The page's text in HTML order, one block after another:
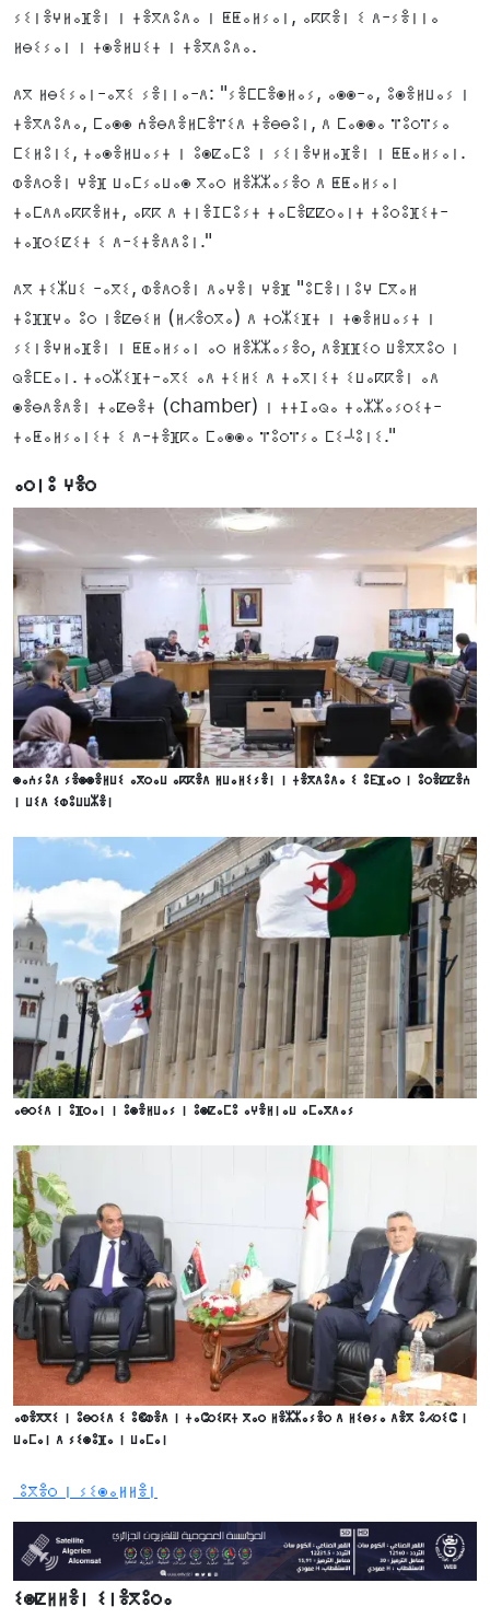
ⵢⵉⵏⴻⵖⵍⴰⴼⴻⵏ ⵏ ⵜⴻⴳⴷⵓⴷⴰ ⵏ ⵟⵟⴰⵍⵢⴰⵏ, ⴰⴽⴽⴻⵏ ⵉ ⴷ-ⵢⴻⵏⵏⴰ
ⵍⴱⵉⵢⴰⵏ ⵏ ⵜⵙⴻⵍⵡⵉⵜ ⵏ ⵜⴻⴳⴷⵓⴷⴰ.
ⴷⴳ ⵍⴱⵉⵢⴰⵏ-ⴰⴳⵉ ⵢⴻⵏⵏⴰ-ⴷ: "ⵢⴻⵎⵎⴻⵙⵍⴰⵢ, ⴰⵙⵙ-ⴰ, ⵓⵙⴻⵍⵡⴰⵢ ⵏ
ⵜⴻⴳⴷⵓⴷⴰ, ⵎⴰⵙⵙ ⵄⴻⴱⴷⴻⵍⵎⴻⴶⵉⴷ ⵜⴻⴱⴱⵓⵏ, ⴷ ⵎⴰⵙⵙⴰ ⴶⵓⵔⴶⵢⴰ
ⵎⵉⵍⵓⵏⵉ, ⵜⴰⵙⴻⵍⵡⴰⵢⵜ ⵏ ⵓⵙⵇⴰⵎⵓ ⵏ ⵢⵉⵏⴻⵖⵍⴰⴼⴻⵏ ⵏ ⵟⵟⴰⵍⵢⴰⵏ.
ⵀⴻⴷⵔⴻⵏ ⵖⴻⴼ ⵡⴰⵎⵢⴰⵡⴰⵙ ⴳⴰⵔ ⵍⴻⵣⵣⴰⵢⴻⵔ ⴷ ⵟⵟⴰⵍⵢⴰⵏ
ⵜⴰⵎⴷⴷⴰⴽⴽⴻⵍⵜ, ⴰⴽⴽ ⴷ ⵜⵏⴻⵊⵎⵓⵢⵜ ⵜⴰⵎⴻⵇⵇⵔⴰⵏⵜ ⵜⵓⵔⵓⴼⵉⵜ-
ⵜⴰⴼⵔⵉⵇⵉⵜ ⵉ ⴷ-ⵉⵜⴻⴷⴷⵓⵏ."
ⴷⴳ ⵜⵉⵣⵡⵉ -ⴰⴳⵉ, ⵀⴻⴷⵔⴻⵏ ⴷⴰⵖⴻⵏ ⵖⴻⴼ "ⵓⵎⴻⵏⵏⵓⵖ ⵎⴳⴰⵍ
ⵜⵓⴼⴼⵖⴰ ⵓⵔ ⵏⴻⵇⴱⵉⵍ (ⵍⵃⴻⵔⴳⴰ) ⴷ ⵜⵔⵣⵉⴼⵜ ⵏ ⵜⵙⴻⵍⵡⴰⵢⵜ ⵏ
ⵢⵉⵏⴻⵖⵍⴰⴼⴻⵏ ⵏ ⵟⵟⴰⵍⵢⴰⵏ ⴰⵔ ⵍⴻⵣⵣⴰⵢⴻⵔ, ⴷⴻⴼⴼⵉⵔ ⵡⴻⴳⴳⵓⵔ ⵏ
ⵕⴻⵎⴹⴰⵏ. ⵜⴰⵔⵣⵉⴼⵜ-ⴰⴳⵉ ⴰⴷ ⵜⵉⵍⵉ ⴷ ⵜⴰⴳⵏⵉⵜ ⵉⵡⴰⴽⴽⴻⵏ ⴰⴷ
ⵙⴻⴱⴷⴻⴷⴻⵏ ⵜⴰⵇⴱⴻⵜ (chamber) ⵏ ⵜⵜⵊⴰⵕⴰ ⵜⴰⵣⵣⴰⵢⵔⵉⵜ-
ⵜⴰⵟⴰⵍⵢⴰⵏⵉⵜ ⵉ ⴷ-ⵜⴻⴼⴽⴰ ⵎⴰⵙⵙⴰ ⴶⵓⵔⴶⵢⴰ ⵎⵉﻠⵓⵏⵉ."
ⴰⵔⵏⵓ ⵖⴻⵔ
ⵙⴰⵄⵢⵓⴷ ⵢⴻⵙⵙⴻⵍⵡⵉ ⴰⴳⵔⴰⵡ ⴰⴽⴽⴻⴷ ⵍⵡⴰⵍⵉⵢⴻⵏ ⵏ ⵜⴻⴳⴷⵓⴷⴰ ⵉ ⵓⴹⴼⴰⵔ ⵏ ⵓⵔⴻⵇⵇⴻⵄ
ⵏ ⵡⵉⴷ ⵉⵀⵓⵡⵡⵣⴻⵏ
ⴰⴱⵔⵉⴷ ⵏ ⵓⴼⵔⴰⵏ ⵏ ⵓⵙⴻⵍⵡⴰⵢ ⵏ ⵓⵙⵇⴰⵎⵓ ⴰⵖⴻⵍⵏⴰⵡ ⴰⵎⴰⴳⴷⴰⵢ
ⴰⵀⴻⴳⴳⵉ ⵏ ⵓⴱⵔⵉⴷ ⵉ ⵓⵞⵀⴻⴷ ⵏ ⵜⴰⵛⵔⵉⴽⵜ ⴳⴰⵔ ⵍⴻⵣⵣⴰⵢⴻⵔ ⴷ ⵍⵉⴱⵢⴰ ⴷⴻⴳ ⵓⵃⵔⵉⵛ ⵏ
ⵡⴰⵎⴰⵏ ⴷ ⵢⵉⵙⵓⴼⴰ ⵏ ⵡⴰⵎⴰⵏ
ⵓⴳⴻⵔ ⵏ ⵢⵉⵙⴰⵍⵍⴻⵏ
ⵉⵙⵇⵍⵍⴻⵏ ⵉⵏⴻⴳⵓⵔⴰ